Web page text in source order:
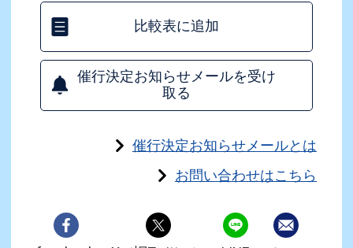
比較表に追加
催行決定お知らせメールを受け
取る
催行決定お知らせメールとは
お問い合わせはこちら